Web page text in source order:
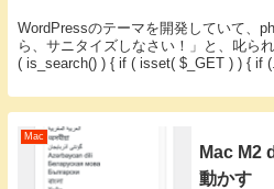
WordPressのテーマを開発していて、
ら、サニタイズしなさい！」と、叱ら
( is_search() ) { if ( isset( $_GET ) ) { if
Mac
Mac M2
動かす